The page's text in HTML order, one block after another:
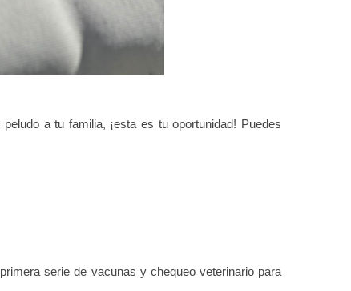
a tu familia, ¡esta es tu oportunidad! Puedes
serie de vacunas y chequeo veterinario para